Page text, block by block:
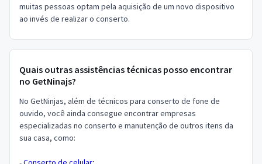
muitas pessoas optam pela aquisição de um novo dispositivo
ao invés de realizar o conserto.
Quais outras assistências técnicas posso encontrar
no GetNinajs?
No GetNinjas, além de técnicos para conserto de fone de
ouvido, você ainda consegue encontrar empresas
especializadas no conserto e manutenção de outros itens da
sua casa, como: